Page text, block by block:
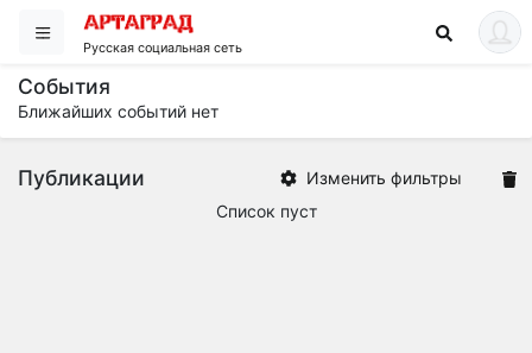
Русская социальная сеть
События
Ближайших событий нет
Публикации
Изменить фильтры
Список пуст